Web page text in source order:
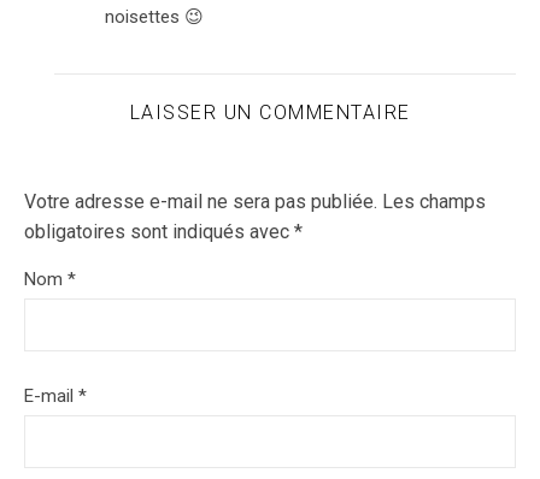
noisettes 😉
LAISSER UN COMMENTAIRE
Votre adresse e-mail ne sera pas publiée. Les champs
obligatoires sont indiqués avec *
Nom *
E-mail *